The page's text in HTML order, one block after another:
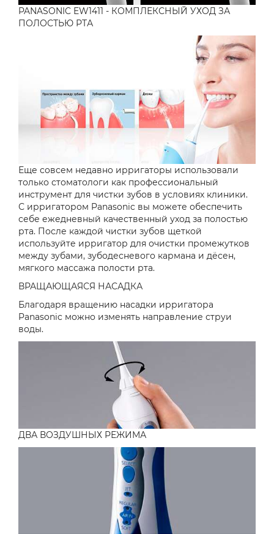
PANASONIC EW1411 - КОМПЛЕКСНЫЙ УХОД ЗА
ПОЛОСТЬЮ РТА
Еще совсем недавно ирригаторы использовали
только стоматологи как профессиональный
инструмент для чистки зубов в условиях клиники.
С ирригатором Panasonic вы можете обеспечить
себе ежедневный качественный уход за полостью
рта. После каждой чистки зубов щеткой
используйте ирригатор для очистки промежутков
между зубами, зубодесневого кармана и дёсен,
мягкого массажа полости рта.
ВРАЩАЮЩАЯСЯ НАСАДКА
Благодаря вращению насадки ирригатора
Panasonic можно изменять направление струи
воды.
ДВА ВОЗДУШНЫХ РЕЖИМА